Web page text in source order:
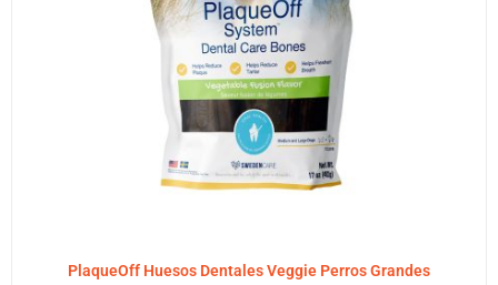
PlaqueOff Huesos Dentales Veggie Perros Grandes